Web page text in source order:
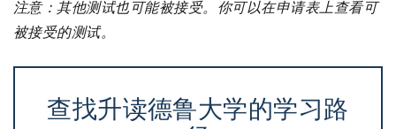
注意：其他测试也可能被接受。你可以在申请表上查看可
被接受的测试。
查找升读德鲁大学的学习路